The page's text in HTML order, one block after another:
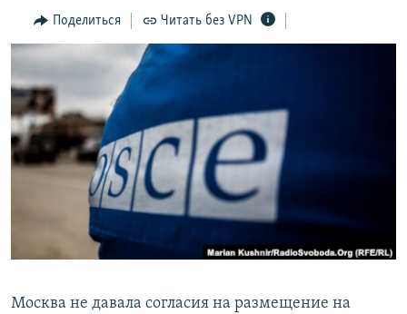
Вернутся
поиску
ИНТЕРАКТИВ
ИНФОГРАФИКА
ТЕЛЕПРОЕКТ КРЫМ.РЕАЛИИ
СОВЕТЫ ПРАВОЗАЩИТНИКОВ
ПРОПАВШИЕ БЕЗ ВЕСТИ
ПОБЕДИТЕЛЕЙ НЕ СУДЯТ?
КРЫМ.НЕПОКОРЕННЫЙ
ELIFBE
РАДІО СВОБОДА
КАК ОБОЙТИ БЛОКИРОВКУ
Українською
Qırımtatar
ПРИСОЕДИНЯЙТЕСЬ!
Все сайты RFE/RL
Поделиться Читать без VPN
Москва не давала согласия на размещение на